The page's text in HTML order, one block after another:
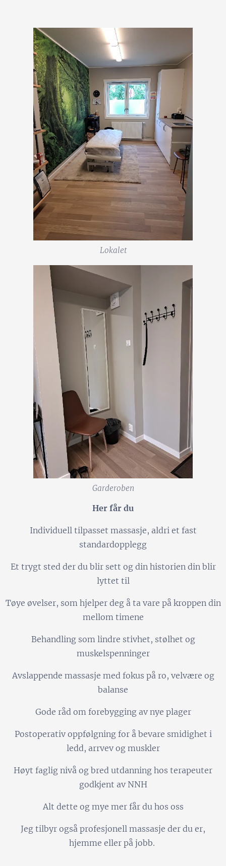
Lokalet
Garderoben
Her får du
Individuell tilpasset massasje, aldri et fast
standardopplegg
Et trygt sted der du blir sett og din historien din blir
lyttet til
Tøye øvelser, som hjelper deg å ta vare på kroppen din
mellom timene
Behandling som lindre stivhet, stølhet og
muskelspenninger
Avslappende massasje med fokus på ro, velvære og
balanse
Gode råd om forebygging av nye plager
Postoperativ oppfølgning for å bevare smidighet i
ledd, arrvev og muskler
Høyt faglig nivå og bred utdanning hos terapeuter
godkjent av NNH
Alt dette og mye mer får du hos oss
Jeg tilbyr også profesjonell massasje der du er,
hjemme eller på jobb.